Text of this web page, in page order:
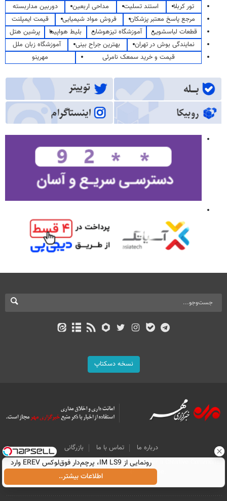
تور کربلا
استند تسلیت مداحی اربعین
دوربین مداربسته
مرجع پاسخ معتبر پزشکان
فروش مواد شیمیایی
قیمت ایمپلنت
قطعات لباسشویی
آموزشگاه تیزهوشان بلیط هواپیما
پرشین هتل
نمایندگی بوش در تهران
بهترین جراح بینی
آموزشگاه زبان ملل
قیمت و خرید سمعک نامرئی
مهرینو
نسخه دسکتاپ
درباره ما تماس با ما
بازرگانی
All Content by Mehr News Agency is licensed under a Creative Commons
Attribution 4.0 International License.
رونمایی از IM LS9، پرچم‌دار فوق‌لوکس EREV وارد
بازار ایران شد
اطلاعات بیشتر..